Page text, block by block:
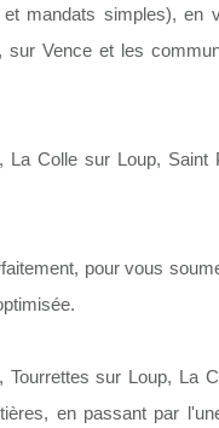
mandats simples), en
sur Vence et les
La Colle sur Loup, Saint
pour vous
sur Loup, La
en passant par